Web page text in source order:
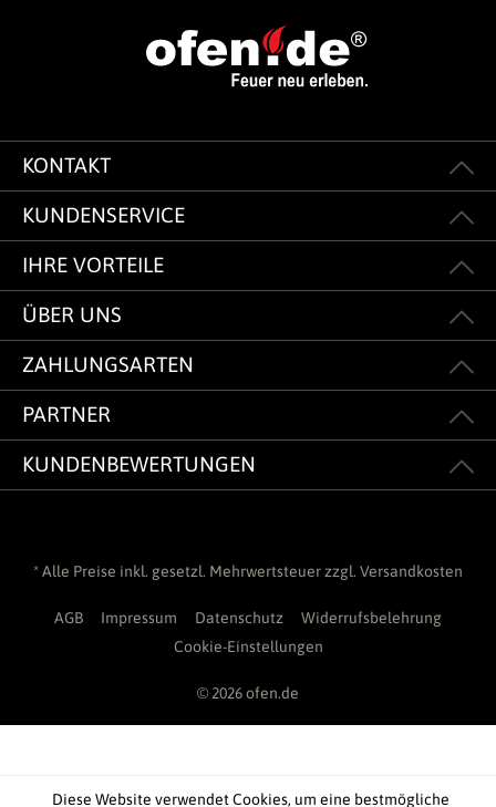
KONTAKT
KUNDENSERVICE
IHRE VORTEILE
ÜBER UNS
ZAHLUNGSARTEN
PARTNER
KUNDENBEWERTUNGEN
* Alle Preise inkl. gesetzl. Mehrwertsteuer zzgl. Versandkosten
AGB Impressum Datenschutz
Widerrufsbelehrung
Cookie-Einstellungen
© 2026 ofen.de
Diese Website verwendet Cookies, um eine bestmögliche